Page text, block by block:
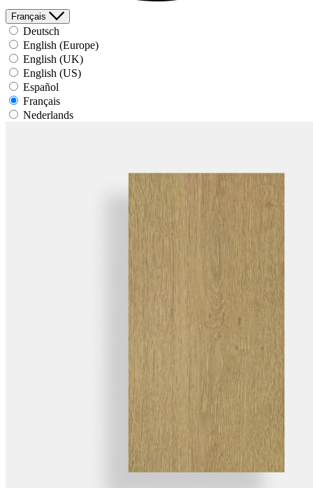
Français
Deutsch
English (Europe)
English (UK)
English (US)
Español
Français
Nederlands